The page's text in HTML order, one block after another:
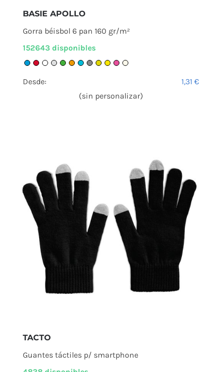
BASIE APOLLO
Gorra béisbol 6 pan 160 gr/m²
152643 disponibles
Desde: 1,31€
(sin personalizar)
TACTO
Guantes táctiles p/ smartphone